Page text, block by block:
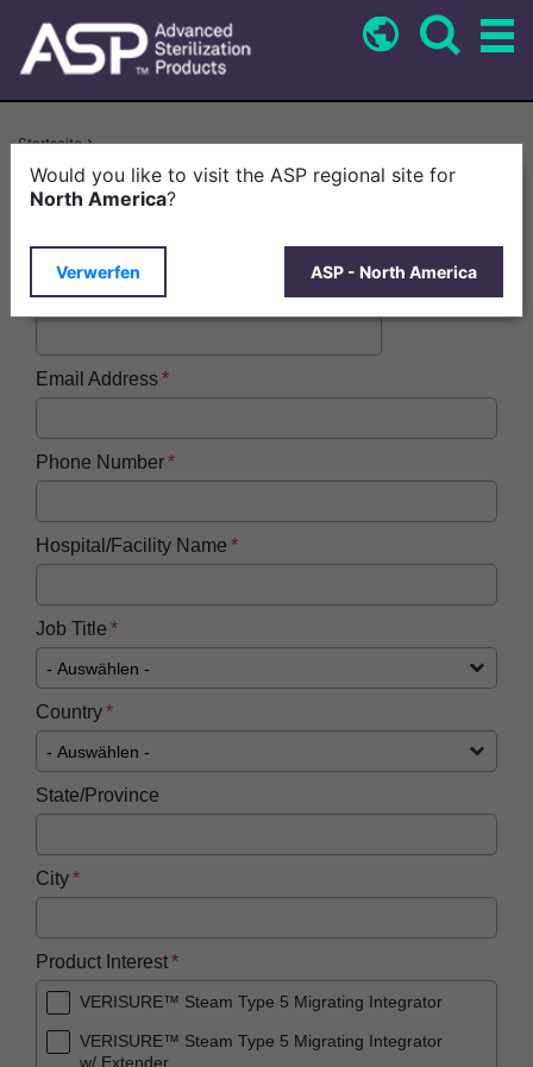
Pfadnavigation
Startseite
STERRAD™ Cassettes > ASP Product Carousel: Common Form EN-US
First Name
Last Name
Email Address
Phone Number
Hospital/Facility Name
Job Title
Country
State/Province
City
Product Interest
VERISURE™ Steam Type 5 Migrating Integrator
VERISURE™ Steam Type 5 Migrating Integrator
w/ Extender
Would you like to visit the ASP regional site for
North America?
Verwerfen ASP - North America